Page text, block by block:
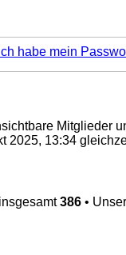
habe mein
Mitglieder
2025, 13:34
386 •